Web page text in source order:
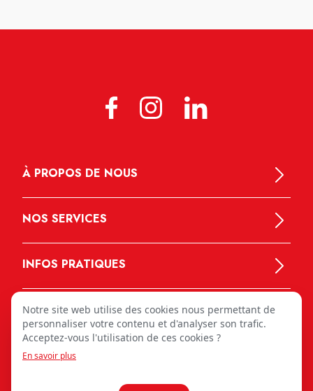
À PROPOS DE NOUS
NOS SERVICES
INFOS PRATIQUES
Notre site web utilise des cookies nous permettant de
personnaliser votre contenu et d'analyser son trafic.
Acceptez-vous l'utilisation de ces cookies ?
En savoir plus